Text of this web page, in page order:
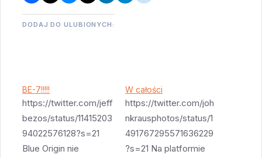
DODAJ DO ULUBIONYCH:
BE-7!!!!!
https://twitter.com/jeff
bezos/status/11415203
94022576128?s=21
Blue Origin nie
W całości
https://twitter.com/joh
nkrausphotos/status/1
491767295571636229
?s=21 Na platformie